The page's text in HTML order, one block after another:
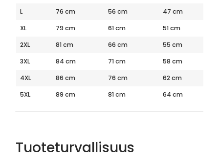
L
76 cm 56 cm
47 cm
XL
79 cm 61 cm
51 cm
2XL
81 cm 66 cm
55 cm
3XL
84 cm 71 cm
58 cm
4XL
86 cm 76 cm
62 cm
5XL
89 cm 81 cm 64 cm
Tuoteturvallisuus